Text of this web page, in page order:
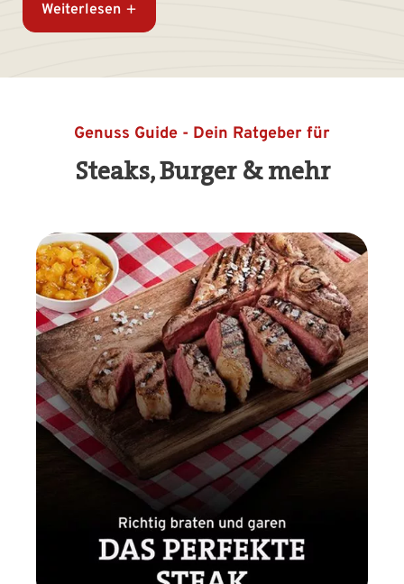
Weiterlesen
Genuss Guide - Dein Ratgeber für
Steaks, Burger & mehr